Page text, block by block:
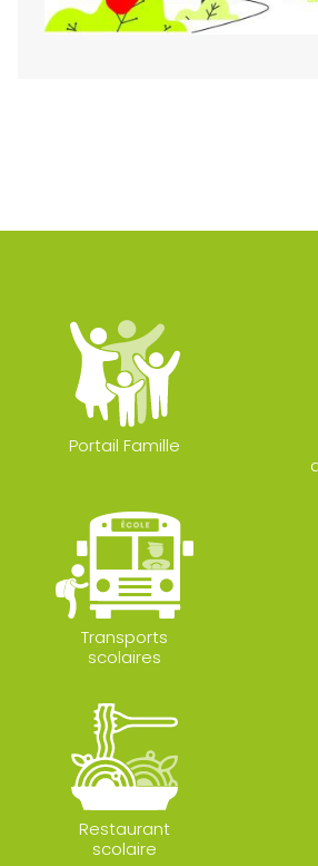
Portail Famille
Transports
scolaires
Restaurant
scolaire